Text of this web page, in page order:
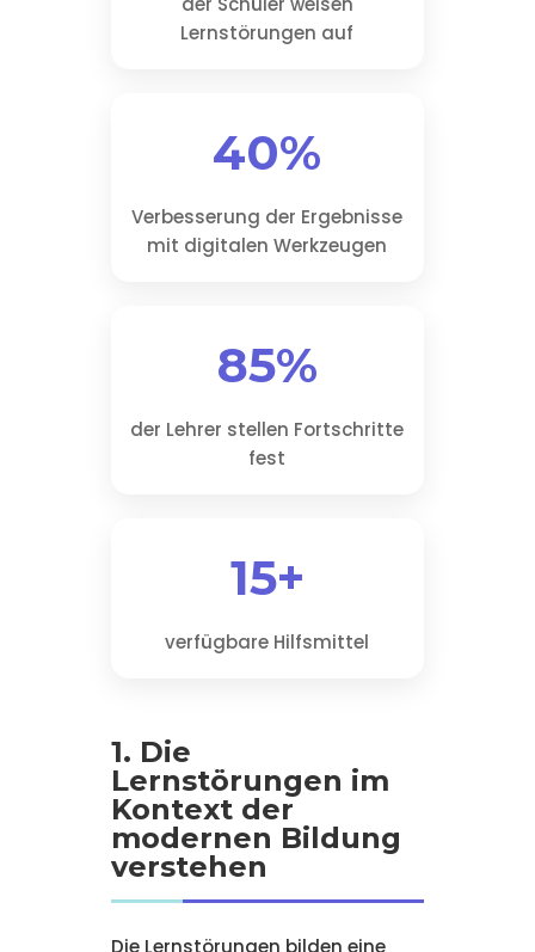
Lernstörungen auf
40%
Verbesserung der Ergebnisse
mit digitalen Werkzeugen
85%
der Lehrer stellen Fortschritte
fest
15+
verfügbare Hilfsmittel
1. Die
Lernstörungen im
Kontext der
modernen Bildung
verstehen
Die Lernstörungen bilden eine